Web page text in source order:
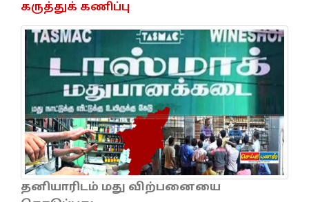
கருத்துக் கணிப்பு
தனியாரிடம் மது விற்பனையை